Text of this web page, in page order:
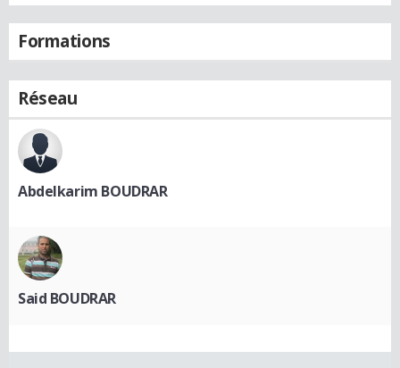
Formations
Réseau
Abdelkarim BOUDRAR
Said BOUDRAR